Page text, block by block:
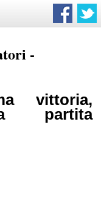
-
vittoria,
partita